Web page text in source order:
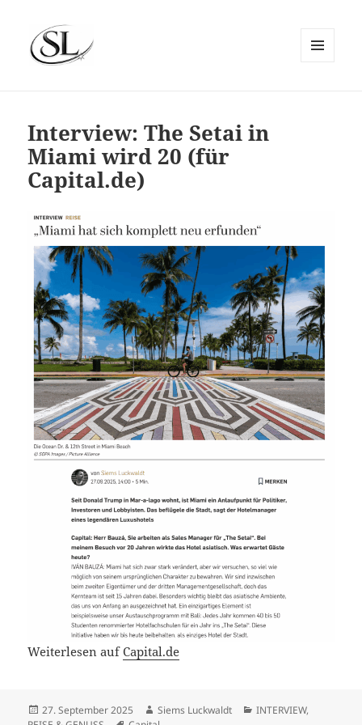
Interview: The Setai in
Miami wird 20 (für
Capital.de)
Weiterlesen aufCapital.de
Veröffentlicht
27. September 2025 Autor
Siems Luckwaldt Kategorien
INTERVIEW,